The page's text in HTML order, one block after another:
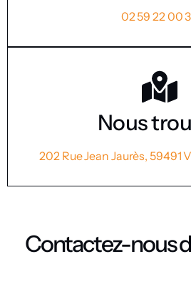
02 59 22 00
Nous
202 Rue Jean Jaurès, 59491
Contactez-nous